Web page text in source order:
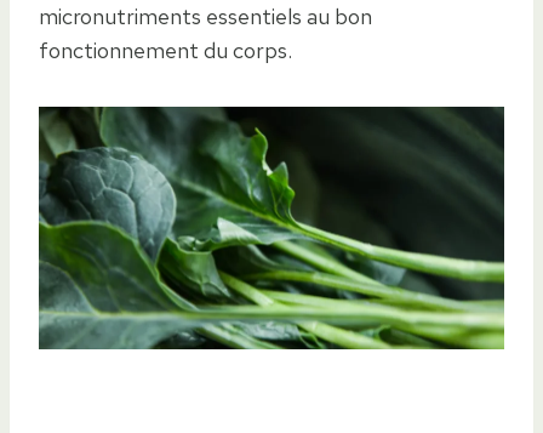
micronutriments essentiels au bon
fonctionnement du corps.